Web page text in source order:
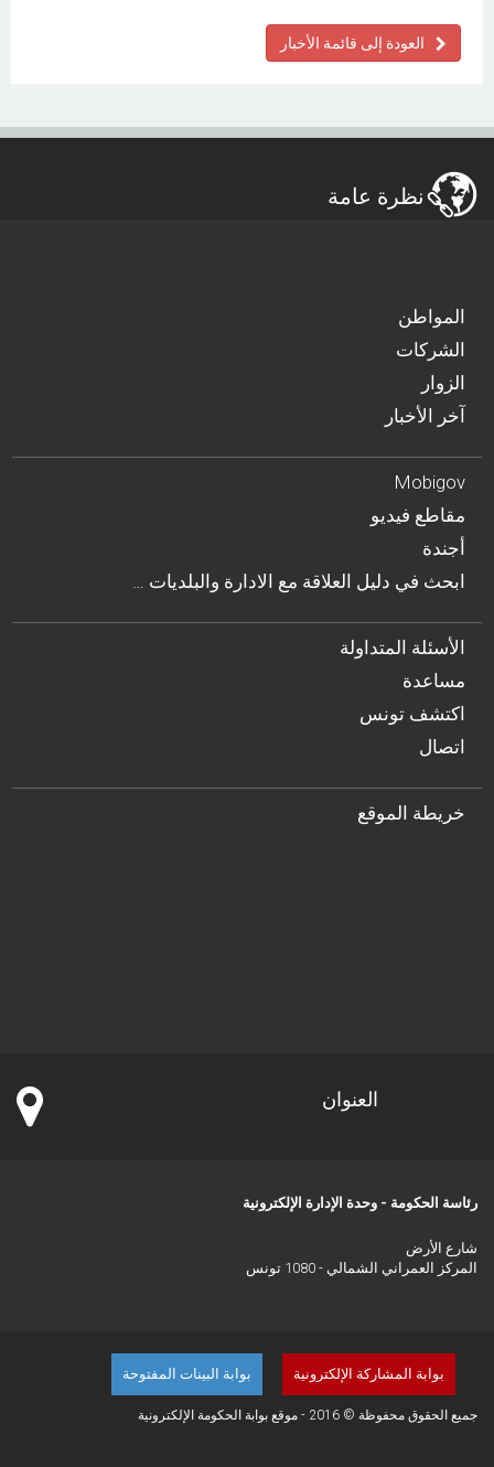
العودة إلى قائمة الأخبار
نظرة عامة
المواطن
الشركات
الزوار
آخر الأخبار
Mobigov
مقاطع فيديو
أجندة
… ابحث في دليل العلاقة مع الادارة والبلديات
الأسئلة المتداولة
مساعدة
اكتشف تونس
اتصال
خريطة الموقع
العنوان
رئاسة الحكومة - وحدة الإدارة الإلكترونية
شارع الأرض
المركز العمراني الشمالي - 1080 تونس
بوابة البينات المفتوحة بوابة المشاركة الإلكترونية
جميع الحقوق محفوظة © 2016 - موقع بوابة الحكومة الإلكترونية